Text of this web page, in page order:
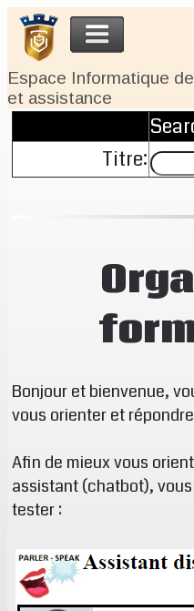
Espace Informatique
et assistance
Titre:
Bonjour et bienvenue,
vous orienter et
Afin de mieux vous
assistant (chatbot),
tester :